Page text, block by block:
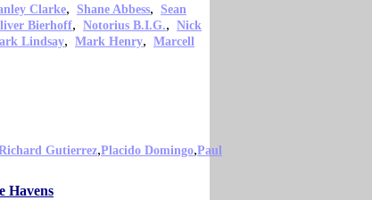
Clarke, Shane Abbess, Sean
Bierhoff, Notorius B.I.G., Nick
Lindsay, Mark Henry, Marcell
Gutierrez,Placido Domingo,Paul
Havens